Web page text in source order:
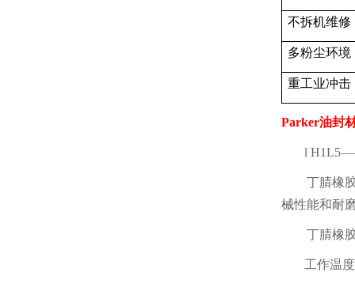
不拆机维修
多粉尘环境
重工业冲击
Parker油封
l H1L5
丁腈橡
械性能和耐
丁腈橡
工作温